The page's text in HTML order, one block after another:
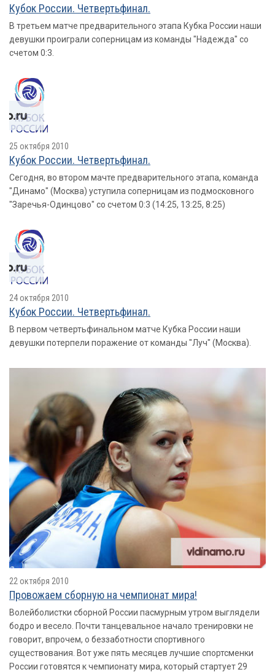
Кубок России. Четвертьфинал.
В третьем матче предварительного этапа Кубка России наши
девушки проиграли соперницам из команды "Надежда" со
счетом 0:3.
25 октября 2010
Кубок России. Четвертьфинал.
Сегодня, во втором мачте предварительного этапа, команда
"Динамо" (Москва) уступила соперницам из подмосковного
"Заречья-Одинцово" со счетом 0:3 (14:25, 13:25, 8:25)
24 октября 2010
Кубок России. Четвертьфинал.
В первом четвертьфинальном матче Кубка России наши
девушки потерпели поражение от команды "Луч" (Москва).
22 октября 2010
Провожаем сборную на чемпионат мира!
Волейболистки сборной России пасмурным утром выглядели
бодро и весело. Почти танцевальное начало тренировки не
говорит, впрочем, о беззаботности спортивного
существования. Вот уже пять месяцев лучшие спортсменки
России готовятся к чемпионату мира, который стартует 29